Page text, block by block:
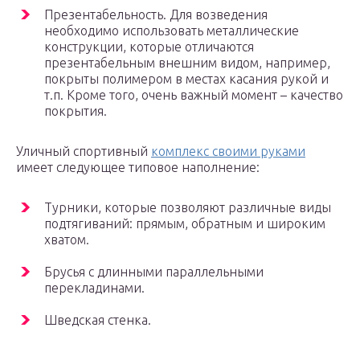
Презентабельность. Для возведения
необходимо использовать металлические
конструкции, которые отличаются
презентабельным внешним видом, например,
покрыты полимером в местах касания рукой и
т.п. Кроме того, очень важный момент – качество
покрытия.
Уличный спортивный комплекс своими руками
имеет следующее типовое наполнение:
Турники, которые позволяют различные виды
подтягиваний: прямым, обратным и широким
хватом.
Брусья с длинными параллельными
перекладинами.
Шведская стенка.